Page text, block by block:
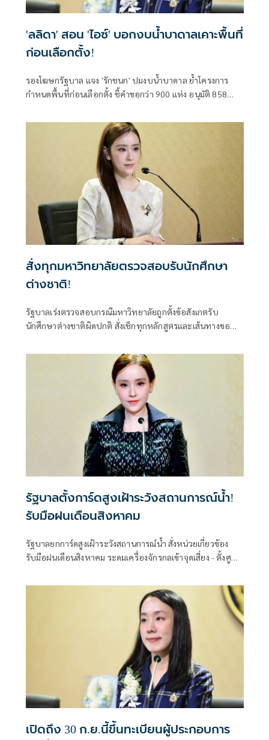
'ลลิดา' สอน 'ไอซ์' บอกงบน้ำบาดาลเคาะพื้นที่
ก่อนเลือกตั้ง!
รองโฆษกรัฐบาล แจง 'รักชนก' ปมงบน้ำบาดาล ย้ำโครงการ
กำหนดพื้นที่ก่อนเลือกตั้ง ชี้คำขอกว่า 900 แห่ง อนุมัติ 858
สั่งทุกมหาวิทยาลัยตรวจสอบรับนักศึกษา
ต่างชาติ!
รัฐบาลเร่งตรวจสอบกรณีมหาวิทยาลัยถูกตั้งข้อสังเกตรับ
นักศึกษาต่างชาติผิดปกติ สั่งเช็กทุกหลักสูตรและเส้นทางขอ
ผิดดำเนินการตามกฎหมายทันที
รัฐบาลตั้งการ์ดสูงเฝ้าระวังสถานการณ์น้ำ!
รับมือฝนเดือนสิงหาคม
รัฐบาลยกการ์ดสูงเฝ้าระวังสถานการณ์น้ำ สั่งหน่วยเกี่ยวข้อง
รับมือฝนเดือนสิงหาคม ระดมเครื่องจักรกลเข้าจุดเสี่ยง - ตั้งศูนย์
เปิดถึง 30 ก.ย.นี้ขึ้นทะเบียนผู้ประกอบการ